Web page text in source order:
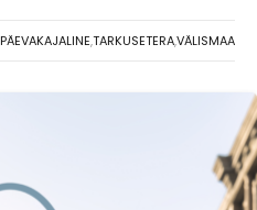
PÄEVAKAJALINE,TARKUSETERA,VÄLISMAA